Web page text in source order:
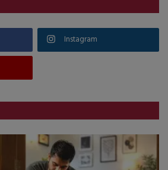
Instagram